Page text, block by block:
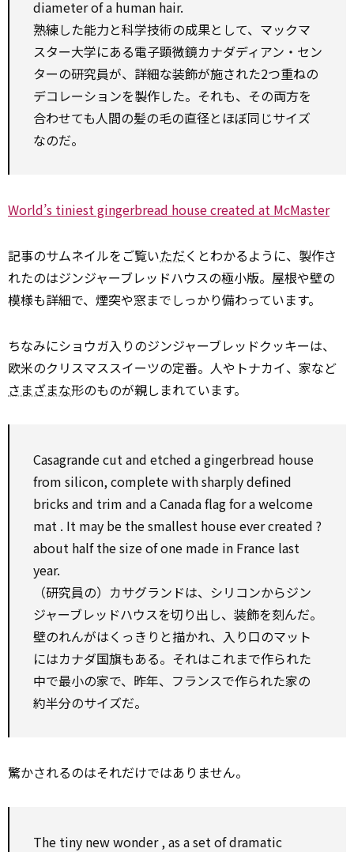
diameter of a human hair.
熟練した能力と科学技術の成果として、マックマ
スター大学にある電子顕微鏡カナダディアン・セン
ターの研究員が、詳細な装飾が施された2つ重ねの
デコレーションを製作した。それも、その両方を
合わせても人間の髪の毛の直径とほぼ同じサイズ
なのだ。
World’s tiniest gingerbread house created at McMaster
記事のサムネイルをご覧いただくとわかるように、製作さ
れたのはジンジャーブレッドハウスの極小版。屋根や壁の
模様も詳細で、煙突や窓までしっかり備わっています。
ちなみにショウガ入りのジンジャーブレッドクッキーは、
欧米のクリスマススイーツの定番。人やトナカイ、家など
さまざまな形のものが親しまれています。
Casagrande cut and etched a gingerbread house
from silicon, complete with sharply defined
bricks and trim and a Canada flag for a welcome
mat . It may be the smallest house ever created ?
about half the size of one made in France last
year.
（研究員の）カサグランドは、シリコンからジン
ジャーブレッドハウスを切り出し、装飾を刻んだ。
壁のれんがはくっきりと描かれ、入り口のマット
にはカナダ国旗もある。それはこれまで作られた
中で最小の家で、昨年、フランスで作られた家の
約半分のサイズだ。
驚かされるのはそれだけではありません。
The tiny new wonder , as a set of dramatic